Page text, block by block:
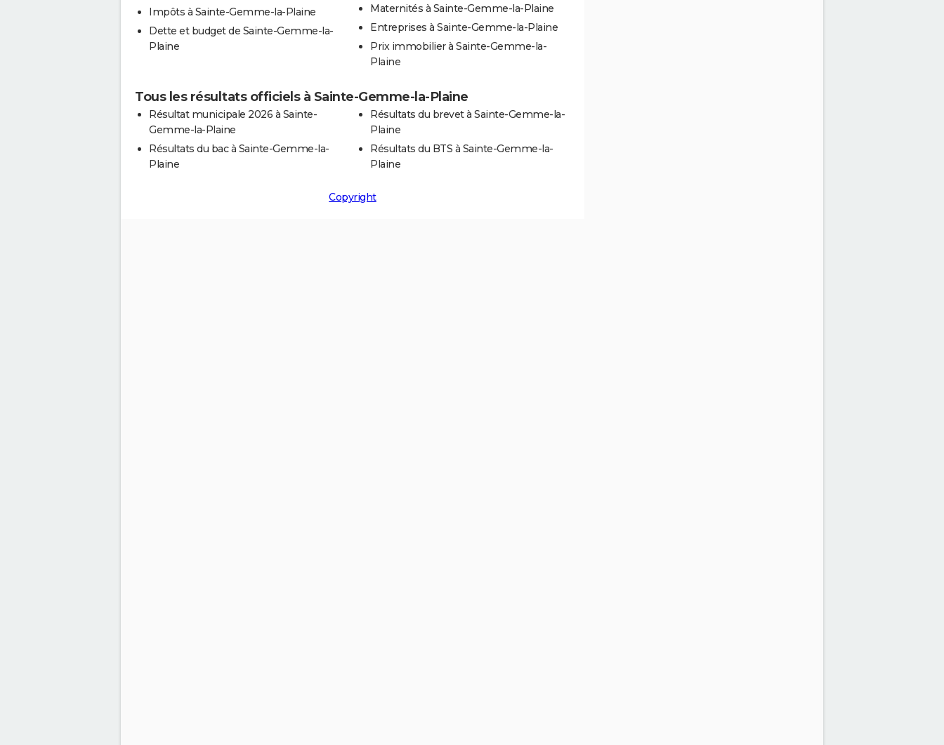
Impôts à Sainte-Gemme-la-Plaine
Dette et budget de Sainte-Gemme-la-
Plaine
Maternités à Sainte-Gemme-la-Plaine
Entreprises à Sainte-Gemme-la-Plaine
Prix immobilier à Sainte-Gemme-la-
Plaine
Tous les résultats officiels à Sainte-Gemme-la-Plaine
Résultat municipale 2026 à Sainte-
Gemme-la-Plaine
Résultats du bac à Sainte-Gemme-la-
Plaine
Résultats du brevet à Sainte-Gemme-la-
Plaine
Résultats du BTS à Sainte-Gemme-la-
Plaine
Copyright